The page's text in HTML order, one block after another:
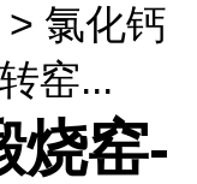
> 氯化钙
窑...
烧窑-